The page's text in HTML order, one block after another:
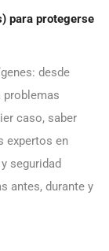
para protegerse
desde
caso, saber
expertos en
seguridad
antes, durante y